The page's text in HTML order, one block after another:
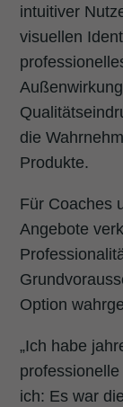
intuitiver
visuellen
die
Produkte.
Für Coaches
Angebote
Option
„Ich habe
ich: Es war